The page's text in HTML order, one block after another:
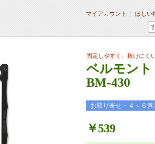
マイアカウント ほしい
固定しやすく、抜けにく
ベルモン
BM-430
お取り寄せ・４～６
￥539